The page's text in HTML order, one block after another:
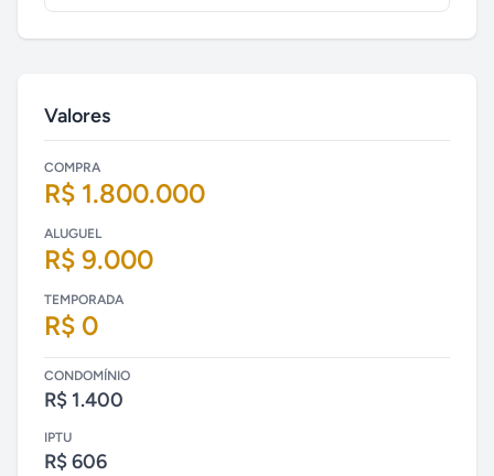
Valores
COMPRA
R$ 1.800.000
ALUGUEL
R$ 9.000
TEMPORADA
R$ 0
CONDOMÍNIO
R$ 1.400
IPTU
R$ 606